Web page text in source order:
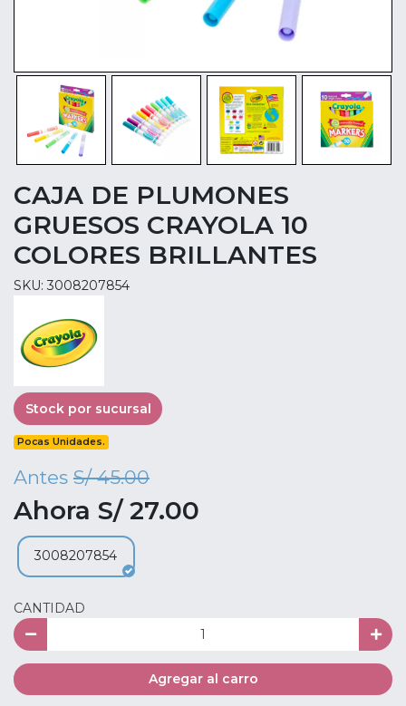
CAJA DE PLUMONES
GRUESOS CRAYOLA 10
COLORES BRILLANTES
SKU: 3008207854
Stock por sucursal
Pocas Unidades.
Antes S/ 45.00
Ahora S/ 27.00
3008207854
CANTIDAD
Agregar al carro